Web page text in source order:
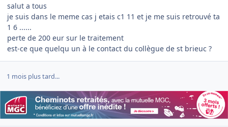
salut a tous
je suis dans le meme cas j etais c1 11 et je me suis retrouvé ta
1 6 ......
perte de 200 eur sur le traitement
est-ce que quelqu un à le contact du collègue de st brieuc ?
1 mois plus tard...